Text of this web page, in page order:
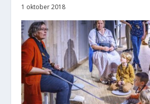
1 oktober 2018